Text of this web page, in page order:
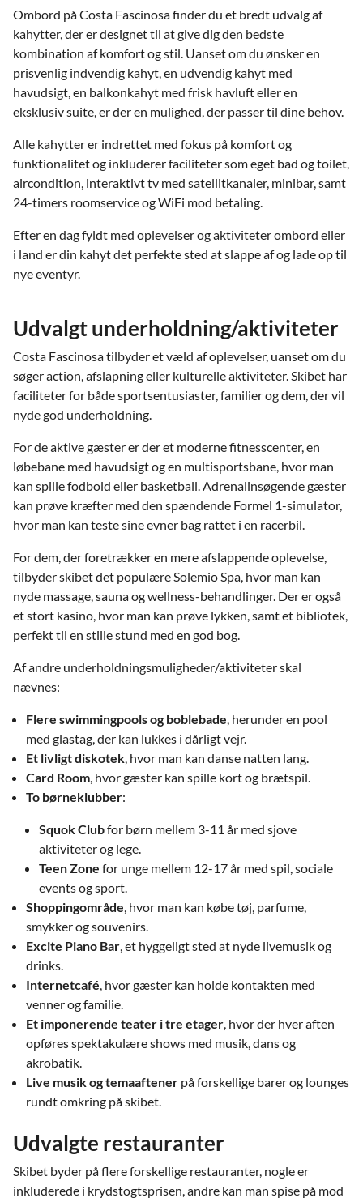
Ombord på Costa Fascinosa finder du et bredt udvalg af
kahytter, der er designet til at give dig den bedste
kombination af komfort og stil. Uanset om du ønsker en
prisvenlig indvendig kahyt, en udvendig kahyt med
havudsigt, en balkonkahyt med frisk havluft eller en
eksklusiv suite, er der en mulighed, der passer til dine behov.
Alle kahytter er indrettet med fokus på komfort og
funktionalitet og inkluderer faciliteter som eget bad og toilet,
aircondition, interaktivt tv med satellitkanaler, minibar, samt
24-timers roomservice og WiFi mod betaling.
Efter en dag fyldt med oplevelser og aktiviteter ombord eller
i land er din kahyt det perfekte sted at slappe af og lade op til
nye eventyr.
Udvalgt underholdning/aktiviteter
Costa Fascinosa tilbyder et væld af oplevelser, uanset om du
søger action, afslapning eller kulturelle aktiviteter. Skibet har
faciliteter for både sportsentusiaster, familier og dem, der vil
nyde god underholdning.
For de aktive gæster er der et moderne fitnesscenter, en
løbebane med havudsigt og en multisportsbane, hvor man
kan spille fodbold eller basketball. Adrenalinsøgende gæster
kan prøve kræfter med den spændende Formel 1-simulator,
hvor man kan teste sine evner bag rattet i en racerbil.
For dem, der foretrækker en mere afslappende oplevelse,
tilbyder skibet det populære Solemio Spa, hvor man kan
nyde massage, sauna og wellness-behandlinger. Der er også
et stort kasino, hvor man kan prøve lykken, samt et bibliotek,
perfekt til en stille stund med en god bog.
Af andre underholdningsmuligheder/aktiviteter skal
nævnes:
Flere swimmingpools og boblebade, herunder en pool
med glastag, der kan lukkes i dårligt vejr.
Et livligt diskotek, hvor man kan danse natten lang.
Card Room, hvor gæster kan spille kort og brætspil.
To børneklubber:
Squok Clubfor børn mellem 3-11 år med sjove
aktiviteter og lege.
Teen Zone for unge mellem 12-17 år med spil, sociale
events og sport.
Shoppingområde, hvor man kan købe tøj, parfume,
smykker og souvenirs.
Excite Piano Bar, et hyggeligt sted at nyde livemusik og
drinks.
Internetcafé, hvor gæster kan holde kontakten med
venner og familie.
Et imponerende teater i tre etager, hvor der hver aften
opføres spektakulære shows med musik, dans og
akrobatik.
Live musik og temaaftener på forskellige barer og lounges
rundt omkring på skibet.
Udvalgte restauranter
Skibet byder på flere forskellige restauranter, nogle er
inkluderede i krydstogtsprisen, andre kan man spise på mod